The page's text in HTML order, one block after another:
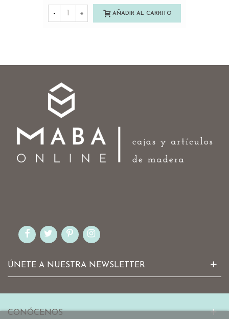
- + AÑADIR AL CARRITO
ÚNETE A NUESTRA NEWSLETTER
CONÓCENOS